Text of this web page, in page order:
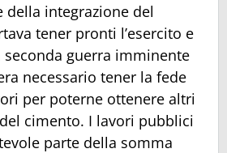
della integrazione del
tener pronti l’esercito e
guerra imminente
necessario tener la fede
per poterne ottenere altri
cimento. I lavori pubblici
parte della somma